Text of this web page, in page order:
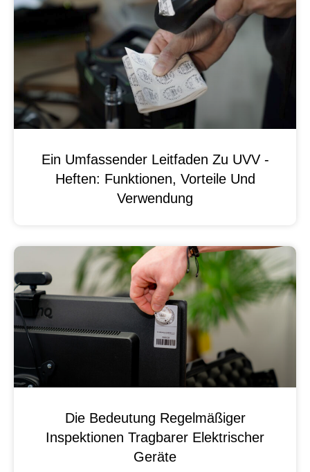
Ein Umfassender Leitfaden Zu UVV -
Heften: Funktionen, Vorteile Und
Verwendung
Die Bedeutung Regelmäßiger
Inspektionen Tragbarer Elektrischer
Geräte